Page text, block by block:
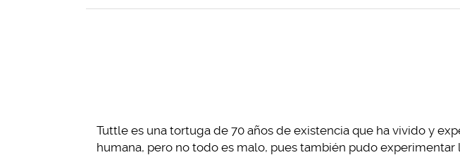
Tuttle es una tortuga de 70 años de existencia que ha vivido y
humana, pero no todo es malo, pues también pudo experimentar